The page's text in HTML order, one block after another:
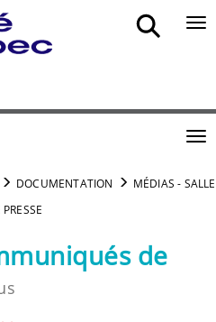
DOCUMENTATION
MÉDIAS -
de